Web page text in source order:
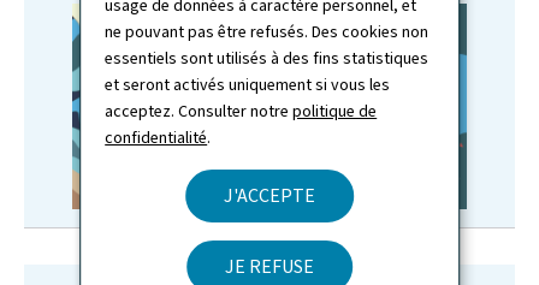
usage de données à caractère personnel, et
ne pouvant pas être refusés. Des cookies non
essentiels sont utilisés à des fins statistiques
et seront activés uniquement si vous les
acceptez. Consulter notrepolitique de
confidentialité.
J'ACCEPTE
JE REFUSE